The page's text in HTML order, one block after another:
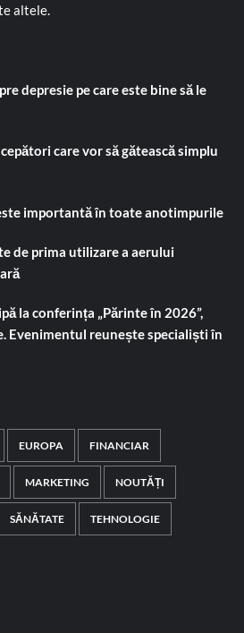
altele.
depresie pe care este bine să le
care vor să gătească simplu
importantă în toate anotimpurile
de prima utilizare a aerului
la conferința „Părinte în 2026”,
Evenimentul reunește specialiști în
EUROPA FINANCIAR
MARKETING NOUTĂȚI
SĂNĂTATE TEHNOLOGIE